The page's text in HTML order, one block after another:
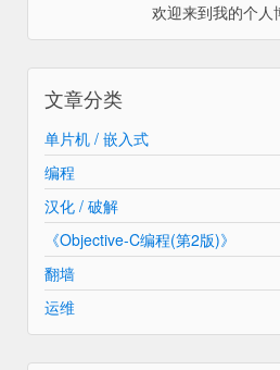
欢迎来到我的个人
文章分类
单片机 / 嵌入式
编程
汉化 / 破解
《Objective-C编程(第2版)》
翻墙
运维